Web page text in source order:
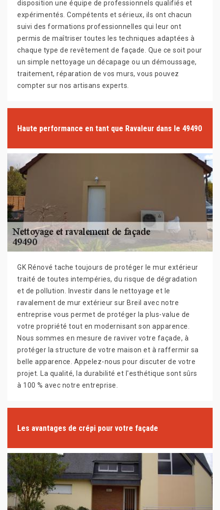
disposition une équipe de professionnels qualifiés et
expérimentés. Compétents et sérieux, ils ont chacun
suivi des formations professionnelles qui leur ont
permis de maîtriser toutes les techniques adaptées à
chaque type de revêtement de façade. Que ce soit pour
un simple nettoyage un décapage ou un démoussage,
traitement, réparation de vos murs, vous pouvez
compter sur nos artisans experts.
Haute performance en tant que Ravaleur dans le 49490
GK Rénové tache toujours de protéger le mur extérieur
traité de toutes intempéries, du risque de dégradation
et de pollution. Investir dans le nettoyage et le
ravalement de mur extérieur sur Breil avec notre
entreprise vous permet de protéger la plus-value de
votre propriété tout en modernisant son apparence.
Nous sommes en mesure de raviver votre façade, à
protéger la structure de votre maison et à raffermir sa
belle apparence. Appelez-nous pour discuter de votre
projet. La qualité, la durabilité et l'esthétique sont sûrs
à 100 % avec notre entreprise.
Les avantages de crépi pour votre façade